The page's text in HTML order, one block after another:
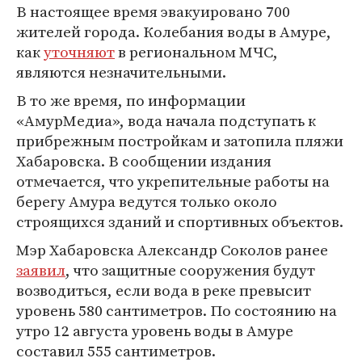
В настоящее время эвакуировано 700
жителей города. Колебания воды в Амуре,
какуточняютв региональном МЧС,
являются незначительными.
В то же время, по информации
«АмурМедиа», вода начала подступать к
прибрежным постройкам и затопила пляжи
Хабаровска. В сообщении издания
отмечается, что укрепительные работы на
берегу Амура ведутся только около
строящихся зданий и спортивных объектов.
Мэр Хабаровска Александр Соколов ранее
заявил, что защитные сооружения будут
возводиться, если вода в реке превысит
уровень 580 сантиметров. По состоянию на
утро 12 августа уровень воды в Амуре
составил 555 сантиметров.